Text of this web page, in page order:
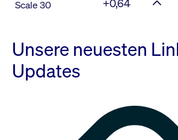
Scale 30 +0,64
Unsere neuesten
Updates